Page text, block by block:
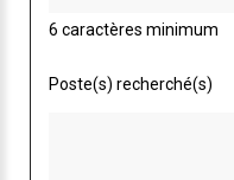
6 caractères minimum
Poste(s) recherché(s)